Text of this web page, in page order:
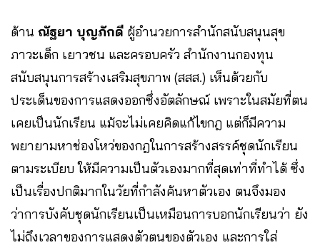
ด้าน ณัฐยา บุญภักดี ผู้อำนวยการสำนักสนับสนุนสุข
ภาวะเด็ก เยาวชน และครอบครัว สำนักงานกองทุน
สนับสนุนการสร้างเสริมสุขภาพ (สสส.) เห็นด้วยกับ
ประเด็นของการแสดงออกซึ่งอัตลักษณ์ เพราะในสมัยที่ตน
เคยเป็นนักเรียน แม้จะไม่เคยคิดแก้ไขกฎ แต่ก็มีความ
พยายามหาช่องโหว่ของกฎในการสร้างสรรค์ชุดนักเรียน
ตามระเบียบ ให้มีความเป็นตัวเองมากที่สุดเท่าที่ทำได้ ซึ่ง
เป็นเรื่องปกติมากในวัยที่กำลังค้นหาตัวเอง ตนจึงมอง
ว่าการบังคับชุดนักเรียนเป็นเหมือนการบอกนักเรียนว่า ยัง
ไม่ถึงเวลาของการแสดงตัวตนของตัวเอง และการใส่